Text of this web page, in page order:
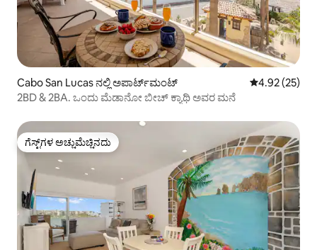
Cabo San Lucas ನಲ್ಲಿ ಅಪಾರ್ಟ್‌ಮಂಟ್ 5 ರಲ್ಲಿ 4.92
4.92 (25)
2BD & 2BA. ಒಂದು ಮೆಡಾನೋ ಬೀಚ್ ಕ್ಯಾಥಿ ಅವರ ಮನೆ
ಗೆಸ್ಟ್‌ಗಳ ಅಚ್ಚುಮೆಚ್ಚಿನದು
ಗೆಸ್ಟ್‌ಗಳ ಅಚ್ಚುಮೆಚ್ಚಿನದು